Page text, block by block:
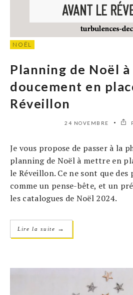
NOËL
Planning de Noël
doucement en
Réveillon
24 NOVEMBRE
Je vous propose de passer à la
planning de Noël à mettre en
le Réveillon. Ce ne sont que
comme un pense-bête, et un
les catalogues de Noël 2024.
Lire la suite →